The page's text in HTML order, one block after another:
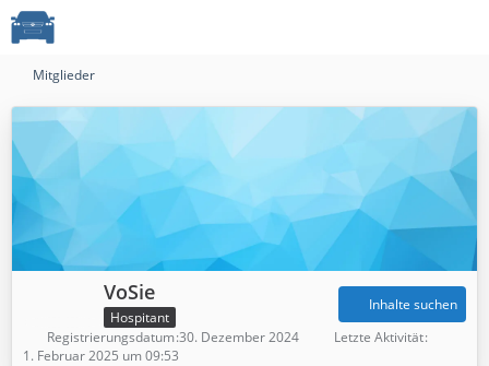
Mitglieder
VoSie
Hospitant
Inhalte suchen
Registrierungsdatum 30. Dezember 2024
Letzte Aktivität
1. Februar 2025 um 09:53